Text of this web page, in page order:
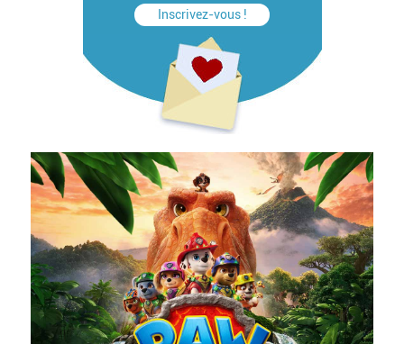
Inscrivez-vous !